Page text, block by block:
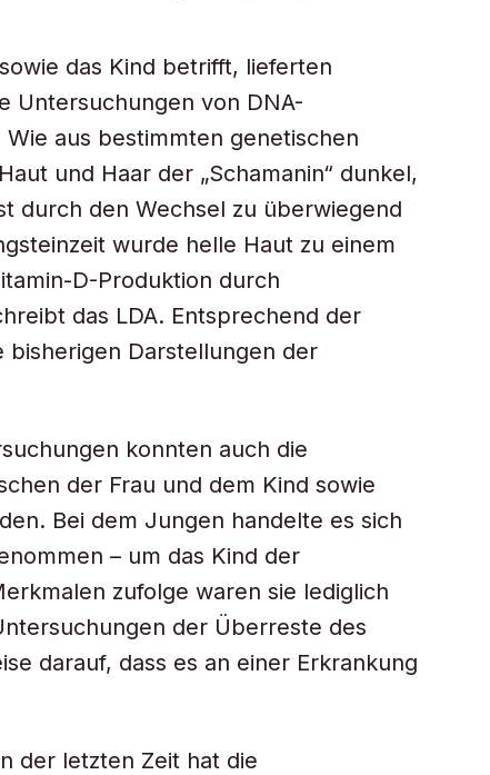
das Kind betrifft, lieferten
Untersuchungen von DNA-
aus bestimmten genetischen
und Haar der „Schamanin“ dunkel,
durch den Wechsel zu überwiegend
wurde helle Haut zu einem
D-Produktion durch
das LDA. Entsprechend der
bisherigen Darstellungen der
konnten auch die
der Frau und dem Kind sowie
Bei dem Jungen handelte es sich
– um das Kind der
zufolge waren sie lediglich
der Überreste des
darauf, dass es an einer Erkrankung
der letzten Zeit hat die